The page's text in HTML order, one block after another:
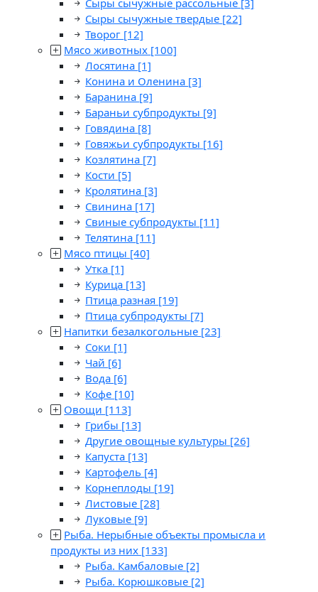
Сыры сычужные рассольные [3]
Сыры сычужные твердые [22]
Творог [12]
Мясо животных [100]
Лосятина [1]
Конина и Оленина [3]
Баранина [9]
Бараньи субпродукты [9]
Говядина [8]
Говяжьи субпродукты [16]
Козлятина [7]
Кости [5]
Кролятина [3]
Свинина [17]
Свиные субпродукты [11]
Телятина [11]
Мясо птицы [40]
Утка [1]
Курица [13]
Птица разная [19]
Птица субпродукты [7]
Напитки безалкогольные [23]
Соки [1]
Чай [6]
Вода [6]
Кофе [10]
Овощи [113]
Грибы [13]
Другие овощные культуры [26]
Капуста [13]
Картофель [4]
Корнеплоды [19]
Листовые [28]
Луковые [9]
Рыба. Нерыбные объекты промысла и
продукты из них [133]
Рыба. Камбаловые [2]
Рыба. Корюшковые [2]